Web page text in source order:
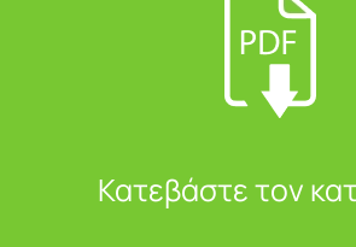
Κατεβάστε τον